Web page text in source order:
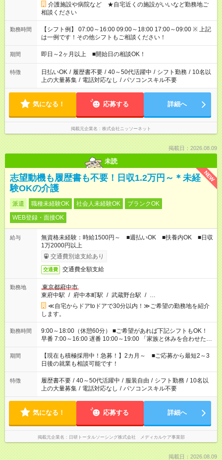
介護施設や病院など ★自宅近くの施設がいいなど勤務地ご
相談ください
勤務時間
【シフト例】 07:00～16:00 09:00～18:00 17:00～09:00 ※ 上記
は一例です！その他シフトもご相談ください！
期間 即日～2ヶ月以上 ■開始日の相談OK！
特徴 日払いOK / 履歴書不要 / 40～50代活躍中 / シフト勤務 / 10名以
上の大量募集 / 電話対応なし / パソコンスキル不要
気になる！ 応募する 詳細へ
掲載元企業名 株式会社ニッソーネット
掲載日：2026.08.09
未読
NEW
志望動機も履歴書も不要！日収1.2万円～＊未経
験OKの介護
派遣 職種未経験OK 社会人未経験OK
ブランクOK
WEB登録・面接OK
給与
無資格未経験：時給1500円～ ■週払いOK ■扶養内OK ■日収
1万2000円以上
交通費別途支給あり
交通費 交通費全額支給
勤務地
東京都府中市
東府中駅 / 府中本町駅 / 武蔵野台駅 / …
≪自宅からドアtoドアで30分以内！≫ご希望の勤務地を紹介
します。
勤務時間
9:00～18:00（休憩60分） ■ご希望があれば下記シフトもOK！
早番 7:00～16:00 遅番 10:00～19:00 「家族と休みを合わせた
い」 「余裕を持って夕飯の準備がしたい」 「できれば残業はし
たくない」 など、ご希望を教えてくださいね。 ※Wワーク希望
の方へ 今ご覧のお仕事で希望する勤務時間と、もう1つのお仕事
の勤務時間。 合計で週40時間を超える場合は応募できません。
期間
【現在も積極採用中！急募！】2カ月～ ■ご応募から最短2～3
日後の就業も相談可能です！
特徴 履歴書不要 / 40～50代活躍中 / 服装自由 / シフト勤務 / 10名以
上の大量募集 / 電話対応なし / パソコンスキル不要
気になる！ 応募する 詳細へ
掲載元企業名 日研トータルソーシング株式会社 メディカルケア事業部
掲載日：2026.08.09